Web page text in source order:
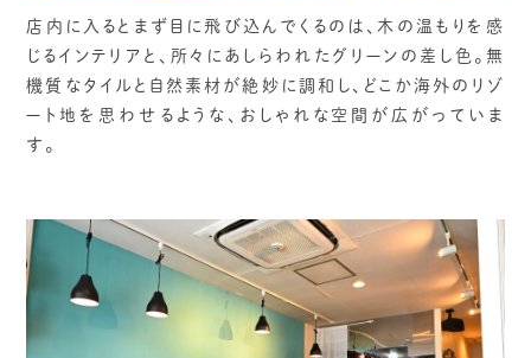
店内に入るとまず目に飛び込んでくるのは、木の温もりを感
じるインテリアと、所々にあしらわれたグリーンの差し色。無
機質なタイルと自然素材が絶妙に調和し、どこか海外のリゾ
ート地を思わせるような、おしゃれな空間が広がっていま
す。